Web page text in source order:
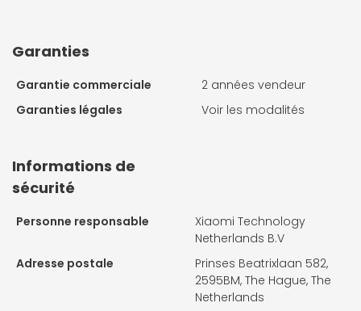
Garanties
Garantie commerciale
2 années vendeur
Garanties légales
Voir les modalités
Informations de
sécurité
Personne responsable
Xiaomi Technology
Netherlands B.V
Adresse postale
Prinses Beatrixlaan 582,
2595BM, The Hague, The
Netherlands